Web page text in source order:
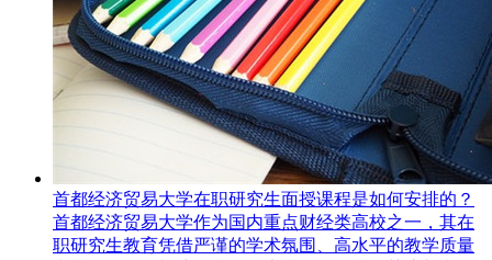
首都经济贸易大学在职研究生面授课程是如何安排的？
首都经济贸易大学作为国内重点财经类高校之一，其在
职研究生​教育凭借严谨的学术氛围、高水平的教学质量